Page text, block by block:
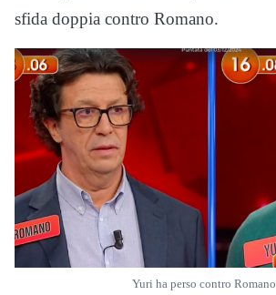
sfida doppia contro Romano.
Yuri ha perso contro Romano